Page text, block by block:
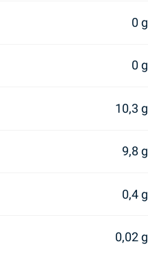
0 g
0 g
10,3 g
9,8 g
0,4 g
0,02 g